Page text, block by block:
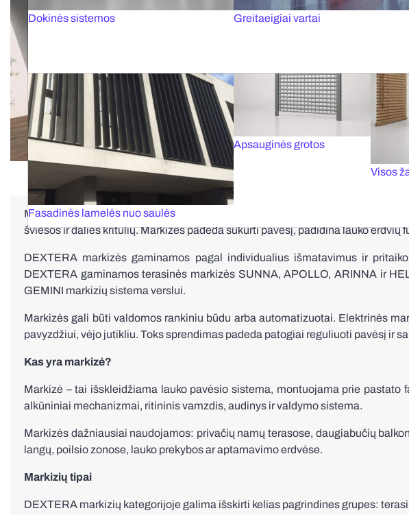
Fasadinės lamelės nuo saulės
Apsauginės grotos
Visos
Dokinės sistemos Greitaeigiai vartai
TERASINĖS MARKIZĖS
Markizės – tai saulės kontrolės sistemos, skirtos apsaugoti terasas,
šviesos ir dalies kritulių. Markizės padeda sukurti pavėsį, padidina lauko
DEXTERA markizės gaminamos pagal individualius išmatavimus ir
DEXTERA gaminamos terasinės markizės SUNNA, APOLLO, ARINNA ir
GEMINI markizių sistema verslui.
Markizės gali būti valdomos rankiniu būdu arba automatizuotai. Elektrinės
pavyzdžiui, vėjo jutikliu. Toks sprendimas padeda patogiai reguliuoti pavėsį ir
Kas yra markizė?
Markizė – tai išskleidžiama lauko pavėsio sistema, montuojama prie
alkūniniai mechanizmai, ritininis vamzdis, audinys ir valdymo sistema.
Markizės dažniausiai naudojamos: privačių namų terasose, daugiabučių
langų, poilsio zonose, lauko prekybos ar aptarnavimo erdvėse.
Markizių tipai
DEXTERA markizių kategorijoje galima išskirti kelias pagrindines grupes: